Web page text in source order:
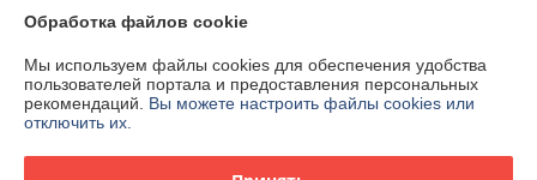
Информация для покупателя
Юридическое лицо:Частное предприятие "Белэнергодеталь"
220040, г. Минск, ул. Тиражная д. 63, комн. 6
Регистрационный номер ЕГР: 193006217
Обработка файлов cookie
Мы используем файлы cookies для обеспечения удобства
пользователей портала и предоставления персональных
рекомендаций. Вы можете настроить файлы cookies или
отключить их.